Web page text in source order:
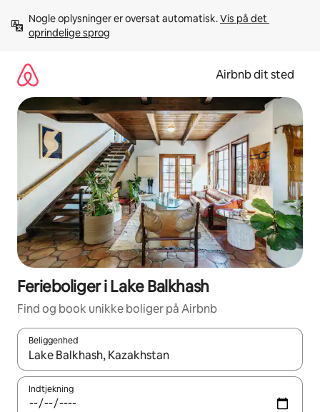
videre
Nogle oplysninger er oversat automatisk. Vis på det
oprindelige sprog
Airbnb dit sted
Ferieboliger i Lake Balkhash
Find og book unikke boliger på Airbnb
Beliggenhed
Når resultaterne er tilgængelige, skal du navigere med
Indtjekning